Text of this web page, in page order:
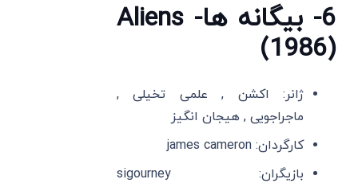
6- بیگانه ها- Aliens
(1986)
ژانر: اکشن , علمی تخیلی ,
ماجراجویی , هیجان انگیز
کارگردان: james cameron
بازیگران: sigourney